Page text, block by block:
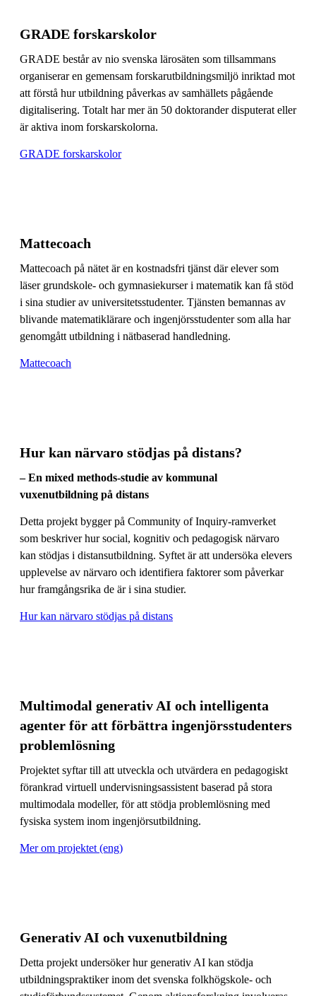
GRADE forskarskolor
GRADE består av nio svenska lärosäten som tillsammans
organiserar en gemensam forskarutbildningsmiljö inriktad mot
att förstå hur utbildning påverkas av samhällets pågående
digitalisering. Totalt har mer än 50 doktorander disputerat eller
är aktiva inom forskarskolorna.
GRADE forskarskolor
Mattecoach
Mattecoach på nätet är en kostnadsfri tjänst där elever som
läser grundskole- och gymnasiekurser i matematik kan få stöd
i sina studier av universitetsstudenter. Tjänsten bemannas av
blivande matematiklärare och ingenjörsstudenter som alla har
genomgått utbildning i nätbaserad handledning.
Mattecoach
Hur kan närvaro stödjas på distans?
– En mixed methods-studie av kommunal
vuxenutbildning på distans
Detta projekt bygger på Community of Inquiry-ramverket
som beskriver hur social, kognitiv och pedagogisk närvaro
kan stödjas i distansutbildning. Syftet är att undersöka elevers
upplevelse av närvaro och identifiera faktorer som påverkar
hur framgångsrika de är i sina studier.
Hur kan närvaro stödjas på distans
Multimodal generativ AI och intelligenta
agenter för att förbättra ingenjörsstudenters
problemlösning
Projektet syftar till att utveckla och utvärdera en pedagogiskt
förankrad virtuell undervisningsassistent baserad på stora
multimodala modeller, för att stödja problemlösning med
fysiska system inom ingenjörsutbildning.
Mer om projektet (eng)
Generativ AI och vuxenutbildning
Detta projekt undersöker hur generativ AI kan stödja
utbildningspraktiker inom det svenska folkhögskole- och